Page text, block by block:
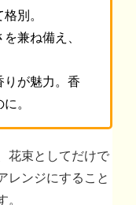
別。
兼ね備え、
りが魅力。香
。
花束としてだけで
レンジにすること
。